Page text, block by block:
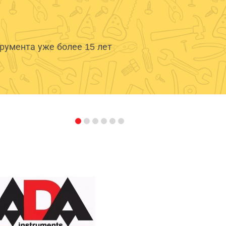
уже более 15 лет